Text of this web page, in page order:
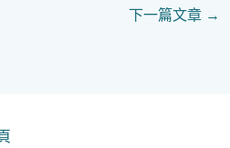
下一篇文章 →